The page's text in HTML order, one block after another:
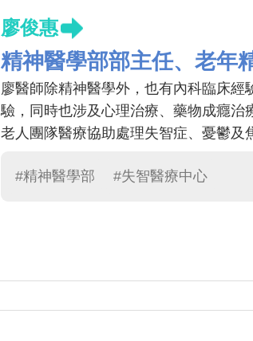
廖俊惠
精神醫學部部主任、老年
廖醫師除精神醫學外，也有內科臨床
驗，同時也涉及心理治療、藥物成癮
老人團隊醫療協助處理失智症、憂鬱及
#精神醫學部 #失智醫療中心